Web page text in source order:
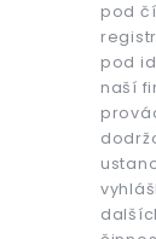
pod
pod
naší